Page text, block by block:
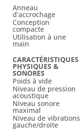
Anneau
d’accrochage
Conception
compacte
Utilisation à une
main
CARACTÉRISTIQUES
PHYSIQUES &
SONORES
Poids à vide
Niveau de pression
acoustique
Niveau sonore
maximal
Niveau de vibrations
gauche/droite